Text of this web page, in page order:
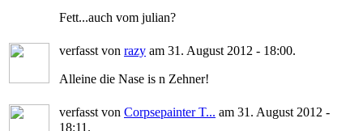
Fett...auch vom julian?
verfasst von razy am 31. August 2012 - 18:00.
Alleine die Nase is n Zehner!
verfasst von Corpsepainter T... am 31. August 2012 -
18:11.